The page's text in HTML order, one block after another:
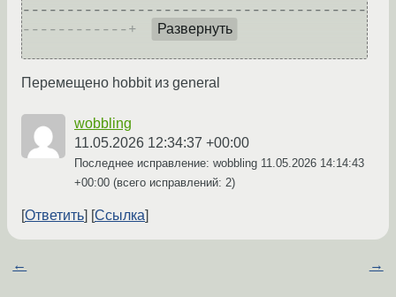
---------------------------------------
------------+
Развернуть
Перемещено hobbit из general
wobbling
11.05.2026 12:34:37 +00:00
Последнее исправление: wobbling 11.05.2026 14:14:43
+00:00 (всего исправлений: 2)
Ответить Ссылка
← →